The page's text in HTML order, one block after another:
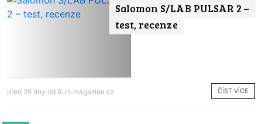
Salomon S/LAB PULSAR 2 –
test, recenze
před 26 dny od Run-magazine.cz ČÍST VÍCE